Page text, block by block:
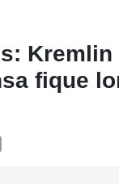
Kremlin
fique